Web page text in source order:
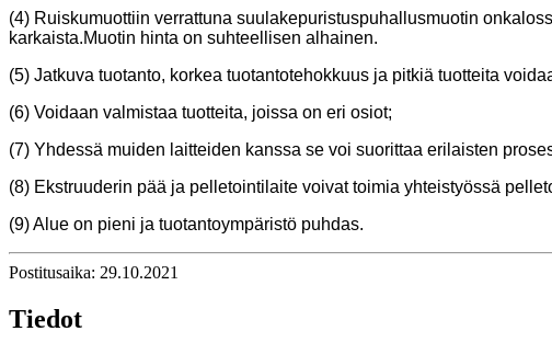
(4) Ruiskumuottiin verrattuna suulakepuristuspuhallusmuotin
karkaista.Muotin hinta on suhteellisen alhainen.
(5) Jatkuva tuotanto, korkea tuotantotehokkuus ja pitkiä tuotteita
(6) Voidaan valmistaa tuotteita, joissa on eri osiot;
(7) Yhdessä muiden laitteiden kanssa se voi suorittaa erilaisten
(8) Ekstruuderin pää ja pelletointilaite voivat toimia yhteistyössä
(9) Alue on pieni ja tuotantoympäristö puhdas.
Postitusaika: 29.10.2021
Tiedot